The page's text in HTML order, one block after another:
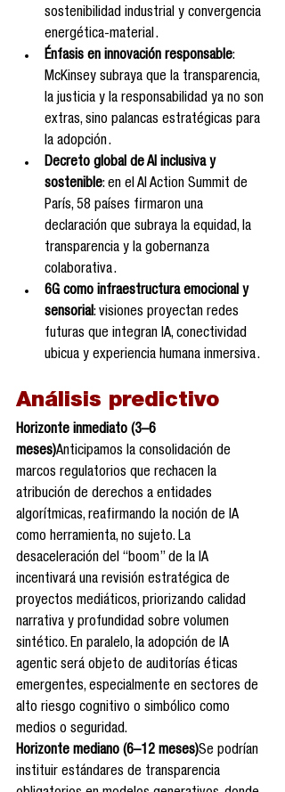
sostenibilidad industrial y convergencia
energética-material .
Énfasis en innovación responsable:
McKinsey subraya que la transparencia,
la justicia y la responsabilidad ya no son
extras, sino palancas estratégicas para
la adopción .
Decreto global de AI inclusiva y
sostenible: en el AI Action Summit de
París, 58 países firmaron una
declaración que subraya la equidad, la
transparencia y la gobernanza
colaborativa .
6G como infraestructura emocional y
sensorial: visiones proyectan redes
futuras que integran IA, conectividad
ubicua y experiencia humana inmersiva .
Análisis predictivo
Horizonte inmediato (3–6
meses)Anticipamos la consolidación de
marcos regulatorios que rechacen la
atribución de derechos a entidades
algorítmicas, reafirmando la noción de IA
como herramienta, no sujeto. La
desaceleración del “boom” de la IA
incentivará una revisión estratégica de
proyectos mediáticos, priorizando calidad
narrativa y profundidad sobre volumen
sintético. En paralelo, la adopción de IA
agentic será objeto de auditorías éticas
emergentes, especialmente en sectores de
alto riesgo cognitivo o simbólico como
medios o seguridad.
Horizonte mediano (6–12 meses)Se podrían
instituir estándares de transparencia